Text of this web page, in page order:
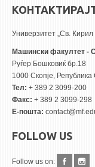
Универзитет „Св. Кирил
Машински факултет -
Руѓер Бошковиќ бр.18
1000 Скопје,
Тел: + 389 2 3099-200
Факс: + 389 2 3099-298
Е-пошта:
FOLLOW US
Follow us on: